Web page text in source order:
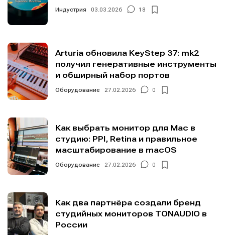
Индустрия 03.03.2026 18
Arturia обновила KeyStep 37: mk2
получил генеративные инструменты
и обширный набор портов
Оборудование 27.02.2026 0
Как выбрать монитор для Mac в
студию: PPI, Retina и правильное
масштабирование в macOS
Оборудование 27.02.2026 0
Как два партнёра создали бренд
студийных мониторов TONAUDIO в
России